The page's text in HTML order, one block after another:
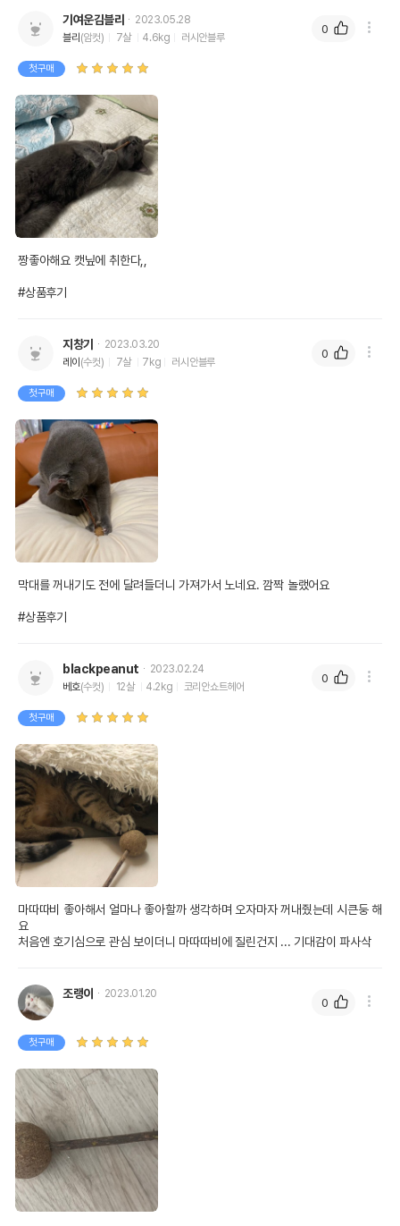
기여운김블리
2023.05.28
블리 (암컷) 7살 4.6kg 러시안블루
첫구매
짱좋아해요 캣닢에 취한다,,
#상품후기
0
지창기
2023.03.20
레이 (수컷) 7살 7kg 러시안블루
첫구매
막대를 꺼내기도 전에 달려들더니 가져가서 노네요. 깜짝 놀랬어요
#상품후기
0
blackpeanut
2023.02.24
베호(수컷) 12살 4.2kg 코리안쇼트헤어
첫구매
마따따비 좋아해서 얼마나 좋아할까 생각하며 오자마자 꺼내줬는데 시큰둥 해
요
처음엔 호기심으로 관심 보이더니 마따따비에 질린건지 ... 기대감이 파사삭
0
조랭이 2023.01.20
첫구매
0